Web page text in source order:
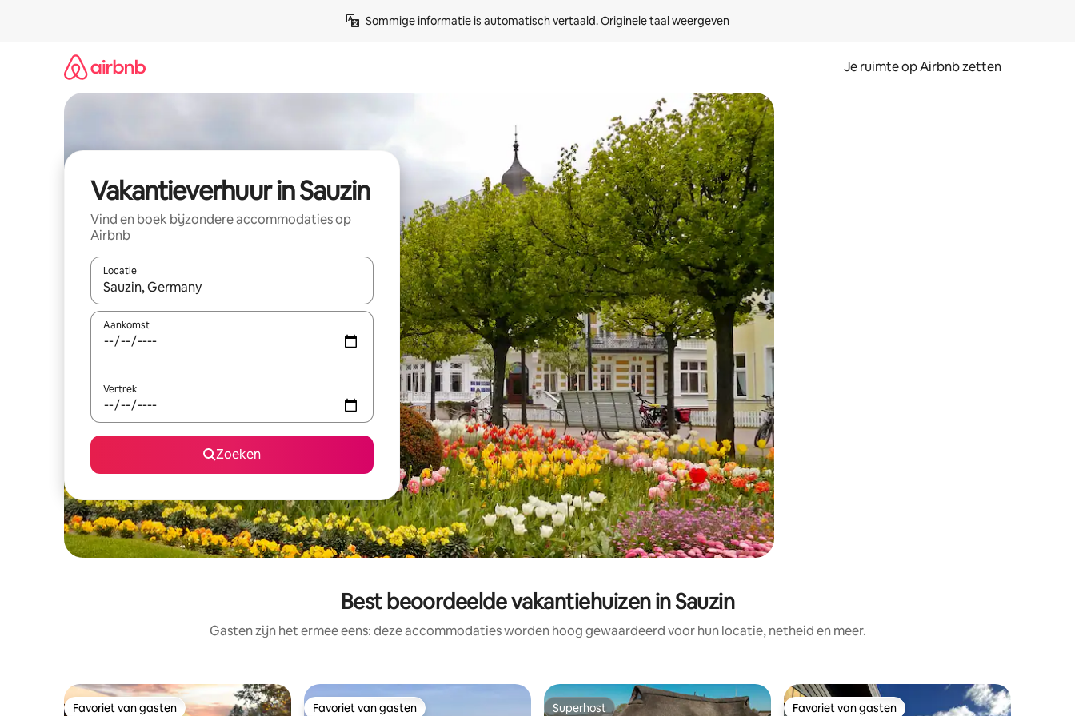
Sommige informatie is automatisch vertaald. Originele taal weergeven
Je ruimte op Airbnb zetten
Vakantieverhuur in Sauzin
Vind en boek bijzondere accommodaties op
Airbnb
Locatie
Wanneer er suggesties beschikbaar zijn, maak je een keuze met je de pijltjestoetsen omhoog en omlaag, óf door te tikken of swipen.
Aankomst
Vertrek
Zoeken
Best beoordeelde vakantiehuizen in Sauzin
Gasten zijn het ermee eens: deze accommodaties worden hoog gewaardeerd voor hun locatie, netheid en meer.
Favoriet van gasten Favoriet van gasten Superhost Favoriet van gasten